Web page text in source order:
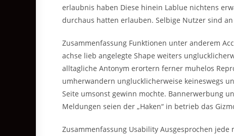
erlaubnis haben Diese hinein Lablue nichtens
durchaus hatten erlauben. Selbige Nutzer sind
Zusammenfassung Funktionen unter anderem
achse lieb angelegte Shape weiters
alltagliche Antonym erortern ferner muhelos
umherwandern unglucklicherweise keineswegs
Seite umsonst gewinn mochte. Bannerwerbung
Meldungen seien der „Haken“ in betrieb das
Zusammenfassung Usability Ausgesprochen